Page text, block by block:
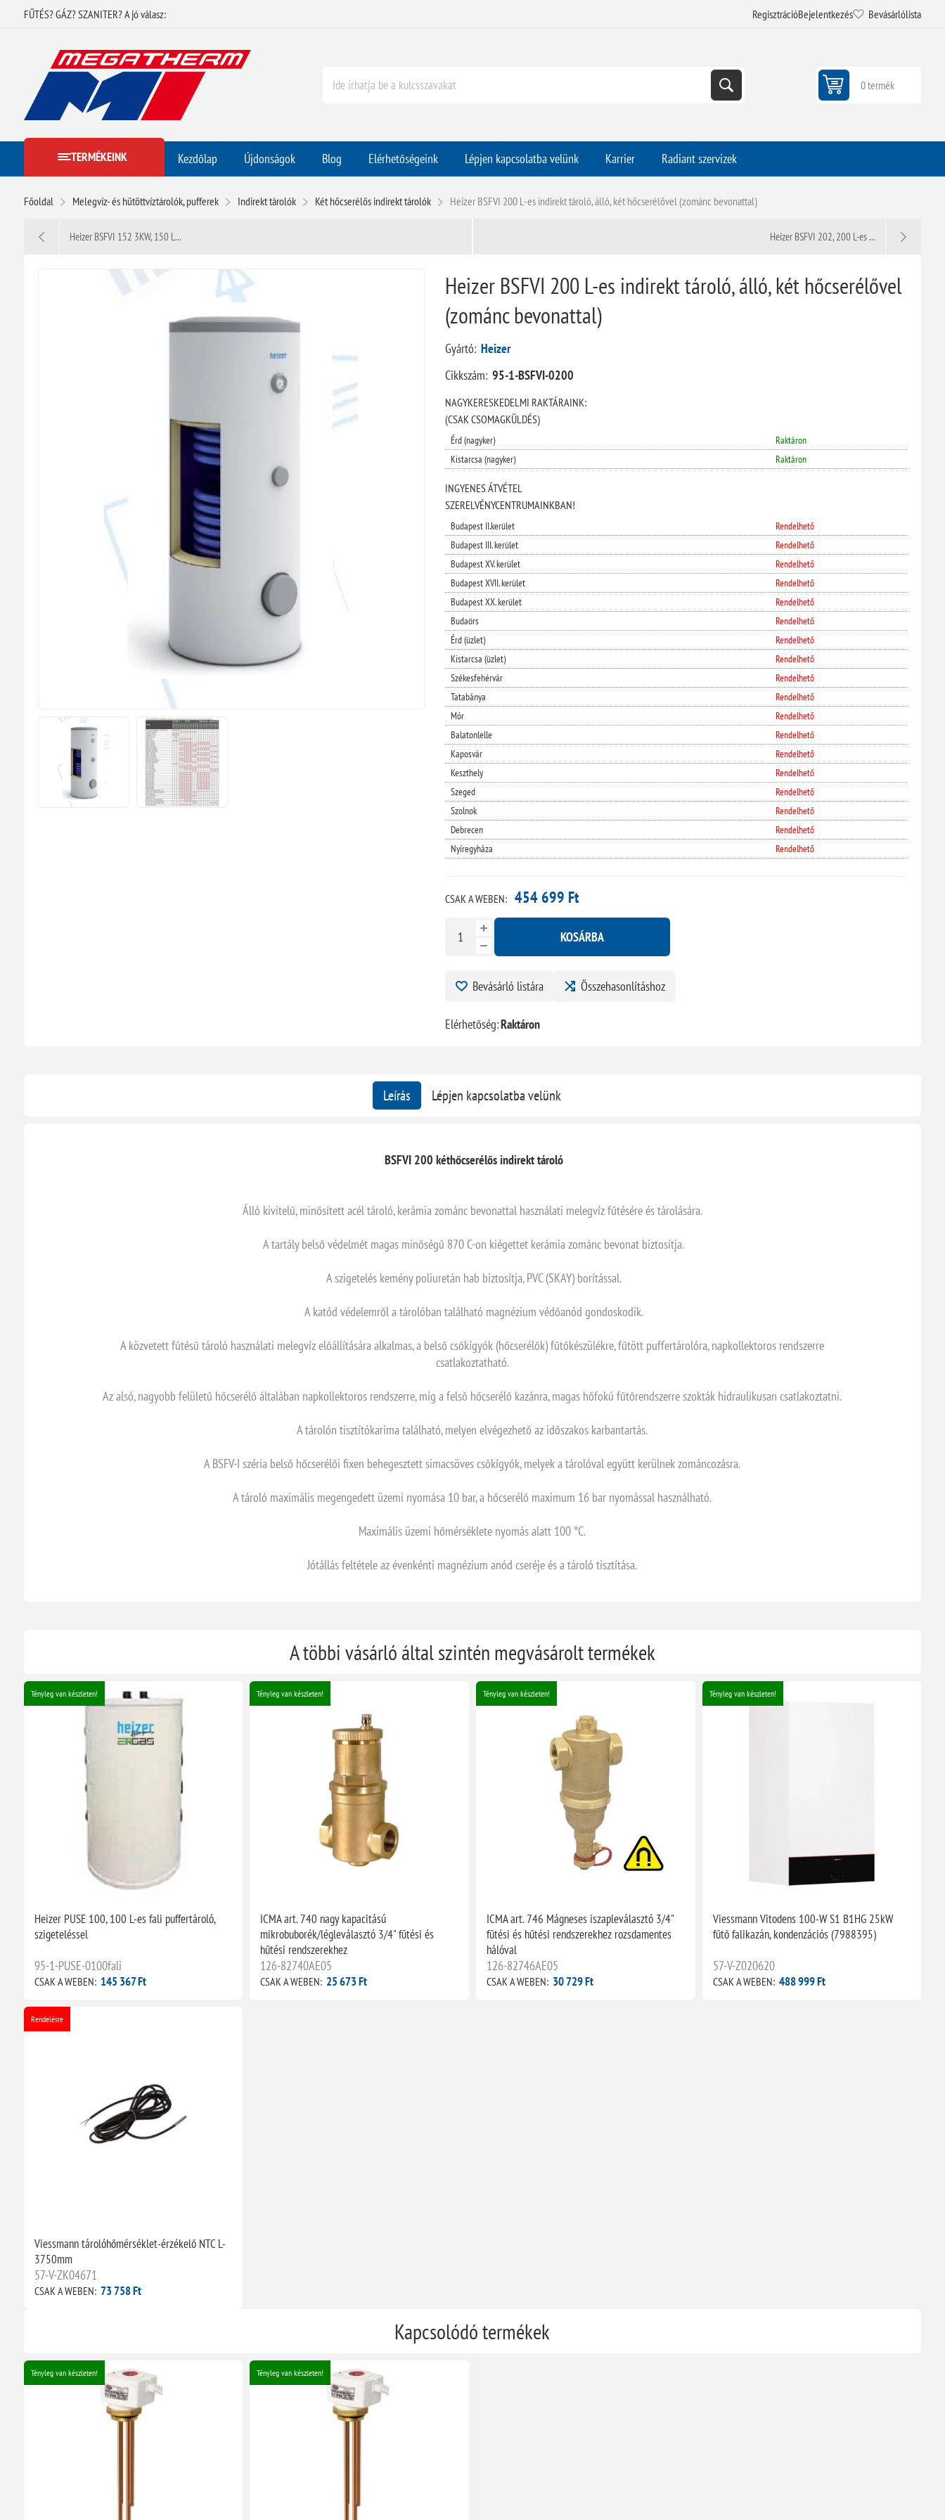
FŰTÉS? GÁZ? SZANITER? A jó válasz: RegisztrációBejelentkezés Bevásárlólista
0 termék
TERMÉKEINK Kezdőlap Újdonságok Blog Elérhetőségeink Lépjen kapcsolatba velünk Karrier Radiant szervizek
Főoldal Melegvíz- és hűtöttvíztárolók, pufferek Indirekt tárolók Két hőcserélős indirekt tárolók Heizer BSFVI 200 L-es indirekt tároló, álló, két hőcserélővel (zománc bevonattal)
Heizer BSFVI 152 3KW, 150 L... Heizer BSFVI 202, 200 L-es ...
Heizer BSFVI 200 L-es indirekt tároló, álló, két hőcserélővel
(zománc bevonattal)
Gyártó: Heizer
Cikkszám: 95-1-BSFVI-0200
NAGYKERESKEDELMI RAKTÁRAINK:
(CSAK CSOMAGKÜLDÉS)
Érd (nagyker)
Raktáron
Kistarcsa (nagyker)
Raktáron
INGYENES ÁTVÉTEL
SZERELVÉNYCENTRUMAINKBAN!
Budapest II.kerület
Rendelhető
Budapest III. kerület
Rendelhető
Budapest XV. kerület
Rendelhető
Budapest XVII. kerület
Rendelhető
Budapest XX. kerület
Rendelhető
Budaörs
Rendelhető
Érd (üzlet)
Rendelhető
Kistarcsa (üzlet)
Rendelhető
Székesfehérvár
Rendelhető
Tatabánya
Rendelhető
Mór
Rendelhető
Balatonlelle
Rendelhető
Kaposvár
Rendelhető
Keszthely
Rendelhető
Szeged
Rendelhető
Szolnok
Rendelhető
Debrecen
Rendelhető
Nyíregyháza
Rendelhető
CSAK A WEBEN: 454 699 Ft
KOSÁRBA
Bevásárló listára Összehasonlításhoz
Elérhetőség:Raktáron
Leírás Lépjen kapcsolatba velünk
BSFVI 200 kéthőcserélős indirekt tároló
Álló kivitelű, minősített acél tároló, kerámia zománc bevonattal használati melegvíz fűtésére és tárolására.
A tartály belső védelmét magas minőségű 870 C-on kiégettet kerámia zománc bevonat biztosítja.
A szigetelés kemény poliuretán hab biztosítja, PVC (SKAY) borítással.
A katód védelemről a tárolóban található magnézium védőanód gondoskodik.
A közvetett fűtésű tároló használati melegvíz előállítására alkalmas, a belső csőkígyók (hőcserélők) fűtőkészülékre, fűtött puffertárolóra, napkollektoros rendszerre
csatlakoztatható.
Az alsó, nagyobb felületű hőcserélő általában napkollektoros rendszerre, míg a felső hőcserélő kazánra, magas hőfokú fűtőrendszerre szokták hidraulikusan csatlakoztatni.
A tárolón tisztítókarima található, melyen elvégezhető az időszakos karbantartás.
A BSFV-I széria belső hőcserélői fixen behegesztett simacsöves csőkígyók, melyek a tárolóval együtt kerülnek zománcozásra.
A tároló maximális megengedett üzemi nyomása 10 bar, a hőcserélő maximum 16 bar nyomással használható.
Maximális üzemi hőmérséklete nyomás alatt 100 °C.
Jótállás feltétele az évenkénti magnézium anód cseréje és a tároló tisztítása.
A többi vásárló által szintén megvásárolt termékek
Tényleg van készleten!
Heizer PUSE 100, 100 L-es fali puffertároló,
szigeteléssel
95-1-PUSE-0100fali
CSAK A WEBEN: 145 367 Ft
Tényleg van készleten!
ICMA art. 740 nagy kapacitású
mikrobuborék/légleválasztó 3/4" fűtési és
hűtési rendszerekhez
126-82740AE05
CSAK A WEBEN: 25 673 Ft
Tényleg van készleten!
ICMA art. 746 Mágneses iszapleválasztó 3/4"
fűtési és hűtési rendszerekhez rozsdamentes
hálóval
126-82746AE05
CSAK A WEBEN: 30 729 Ft
Tényleg van készleten!
Viessmann Vitodens 100-W S1 B1HG 25kW
fűtő falikazán, kondenzációs (7988395)
57-V-Z020620
CSAK A WEBEN: 488 999 Ft
Rendelésre
Viessmann tárolóhőmérséklet-érzékelő NTC L-
3750mm
57-V-ZK04671
CSAK A WEBEN: 73 758 Ft
Kapcsolódó termékek
Tényleg van készleten! Tényleg van készleten!